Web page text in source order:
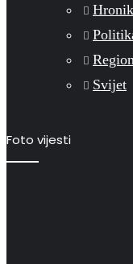
Region
Svijet
Foto vijesti